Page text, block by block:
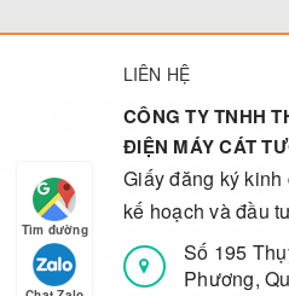
LIÊN HỆ
CÔNG TY TNHH
ĐIỆN MÁY CÁT
Giấy đăng ký
kế hoạch và đầu
Số 195
Phương,
Tìm đường